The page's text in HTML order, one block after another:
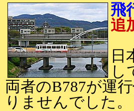
飛
追
日
し
両者のB787が運
りませんでした。